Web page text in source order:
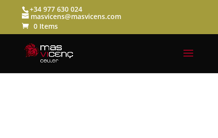
+34 977 630 024
masvicens@masvicens.com
0 Items